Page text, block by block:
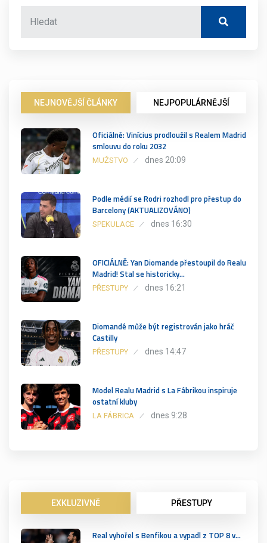
NEJNOVĚJŠÍ ČLÁNKY NEJPOPULÁRNĚJŠÍ
Oficiálně: Vinícius prodloužil s Realem Madrid
smlouvu do roku 2032
MUŽSTVO dnes 20:09
Podle médií se Rodri rozhodl pro přestup do
Barcelony (AKTUALIZOVÁNO)
SPEKULACE dnes 16:30
OFICIÁLNĚ: Yan Diomande přestoupil do Realu
Madrid! Stal se historicky…
PŘESTUPY dnes 16:21
Diomandé může být registrován jako hráč
Castilly
PŘESTUPY dnes 14:47
Model Realu Madrid s La Fábrikou inspiruje
ostatní kluby
LA FÁBRICA dnes 9:28
EXKLUZIVNĚ PŘESTUPY
Real vyhořel s Benfikou a vypadl z TOP 8 v…